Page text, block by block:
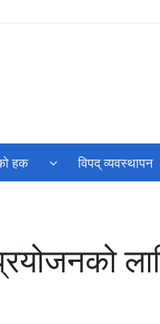
हक विपद् व्यवस्थापन